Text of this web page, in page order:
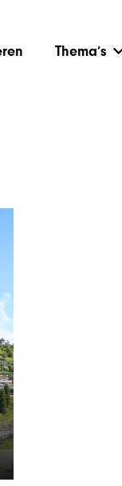
Thema’s